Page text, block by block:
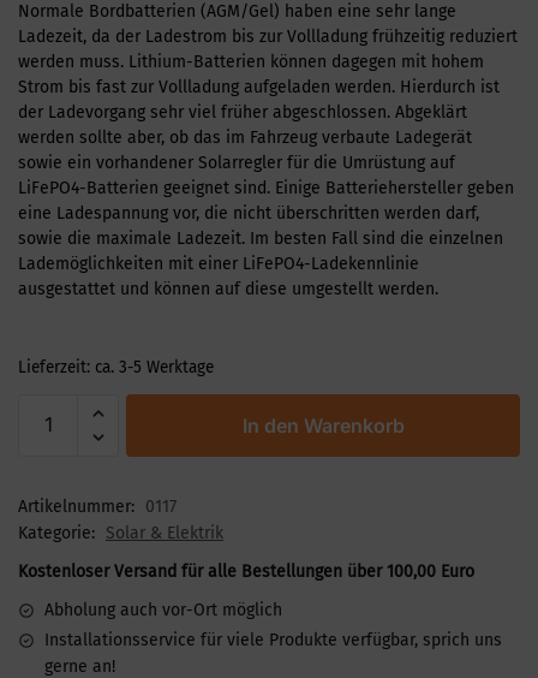
Normale Bordbatterien (AGM/Gel) haben eine sehr lange
Ladezeit, da der Ladestrom bis zur Vollladung frühzeitig reduziert
werden muss. Lithium-Batterien können dagegen mit hohem
Strom bis fast zur Vollladung aufgeladen werden. Hierdurch ist
der Ladevorgang sehr viel früher abgeschlossen. Abgeklärt
werden sollte aber, ob das im Fahrzeug verbaute Ladegerät
sowie ein vorhandener Solarregler für die Umrüstung auf
LiFePO4-Batterien geeignet sind. Einige Batteriehersteller geben
eine Ladespannung vor, die nicht überschritten werden darf,
sowie die maximale Ladezeit. Im besten Fall sind die einzelnen
Lademöglichkeiten mit einer LiFePO4-Ladekennlinie
ausgestattet und können auf diese umgestellt werden.
Lieferzeit: ca. 3-5 Werktage
In den Warenkorb
Artikelnummer: 0117
Kategorie: Solar & Elektrik
Kostenloser Versand für alle Bestellungen über 100,00 Euro
Abholung auch vor-Ort möglich
Installationsservice für viele Produkte verfügbar, sprich uns
gerne an!